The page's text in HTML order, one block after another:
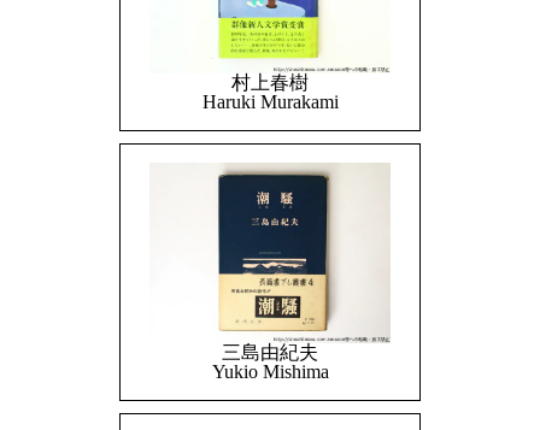
村上春樹
Haruki Murakami
三島由紀夫
Yukio Mishima